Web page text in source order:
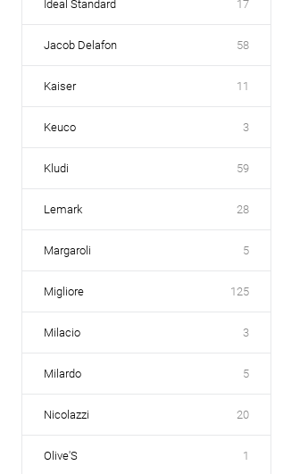
Ideal Standard 17
Jacob Delafon 58
Kaiser 11
Keuco 3
Kludi 59
Lemark 28
Margaroli 5
Migliore 125
Milacio 3
Milardo 5
Nicolazzi 20
Olive'S 1